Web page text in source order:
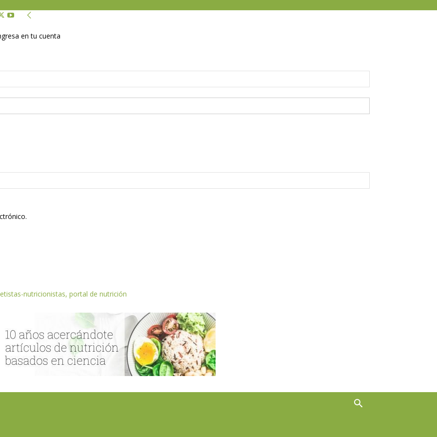
en tu cuenta
nutricionistas, portal de nutrición